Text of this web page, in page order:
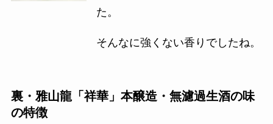
た。
そんなに強くない香りでしたね。
裏・雅山龍「祥華」本醸造・無濾過生酒の味
の特徴